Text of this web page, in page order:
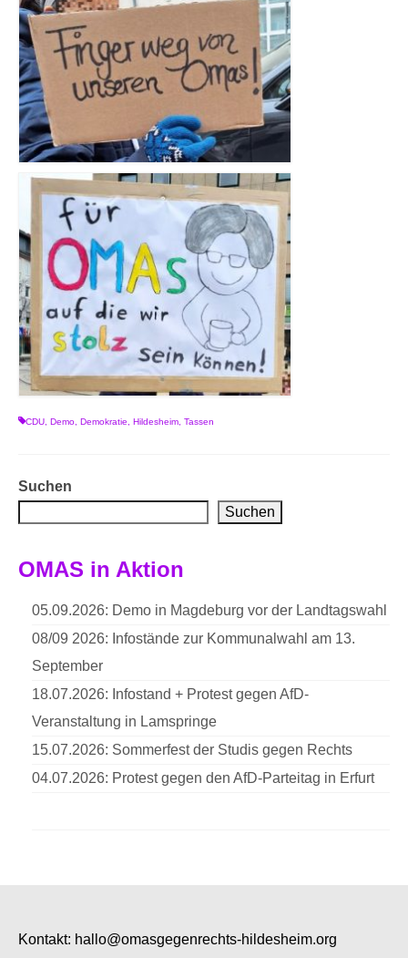
CDU, Demo, Demokratie, Hildesheim, Tassen
Suchen
Suchen
OMAS in Aktion
05.09.2026: Demo in Magdeburg vor der Landtagswahl
08/09 2026: Infostände zur Kommunalwahl am 13.
September
18.07.2026: Infostand + Protest gegen AfD-
Veranstaltung in Lamspringe
15.07.2026: Sommerfest der Studis gegen Rechts
04.07.2026: Protest gegen den AfD-Parteitag in Erfurt
Kontakt: hallo@omasgegenrechts-hildesheim.org